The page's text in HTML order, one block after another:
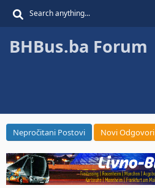
BHBus.ba Forum
Nepročitani Postovi Novi Odgovori